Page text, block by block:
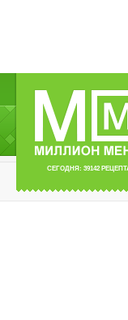
СЕГОДНЯ: 39142